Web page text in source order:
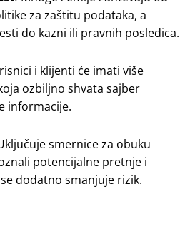
za zaštitu podataka, a
do kazni ili pravnih posledica.
i klijenti će imati više
ozbiljno shvata sajber
informacije.
smernice za obuku
potencijalne pretnje i
dodatno smanjuje rizik.